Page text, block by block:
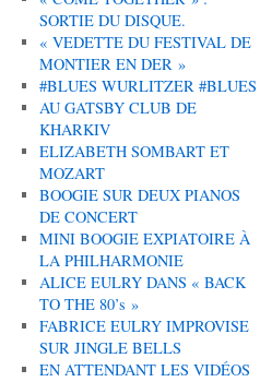
SORTIE DU DISQUE.
« VEDETTE DU FESTIVAL DE
MONTIER EN DER »
#BLUES WURLITZER #BLUES
AU GATSBY CLUB DE
KHARKIV
ELIZABETH SOMBART ET
MOZART
BOOGIE SUR DEUX PIANOS
DE CONCERT
MINI BOOGIE EXPIATOIRE À
LA PHILHARMONIE
ALICE EULRY DANS « BACK
TO THE 80’s »
FABRICE EULRY IMPROVISE
SUR JINGLE BELLS
EN ATTENDANT LES VIDÉOS